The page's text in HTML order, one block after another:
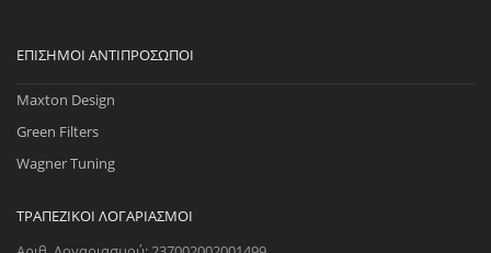
ΕΠΊΣΗΜΟΙ ΑΝΤΙΠΡΌΣΩΠΟΙ
Maxton Design
Green Filters
Wagner Tuning
ΤΡΑΠΕΖΙΚΟΊ ΛΟΓΑΡΙΑΣΜΟΊ